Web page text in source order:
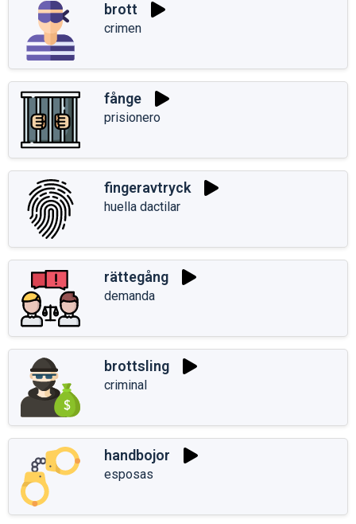
brott
crimen
fånge
prisionero
fingeravtryck
huella dactilar
rättegång
demanda
brottsling
criminal
handbojor
esposas